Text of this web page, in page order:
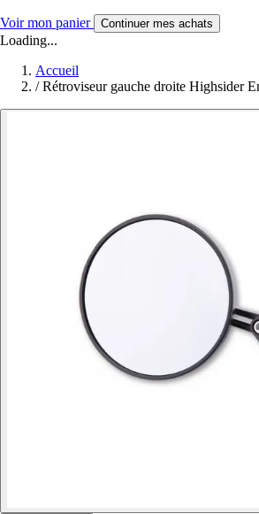
Voir mon panier Continuer mes achats
Loading...
Accueil
/ Rétroviseur gauche droite Highsider